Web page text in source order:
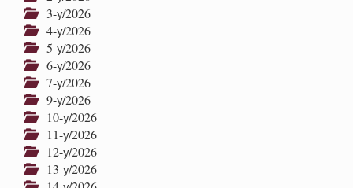
3-у/2026
4-у/2026
5-у/2026
6-у/2026
7-у/2026
9-у/2026
10-у/2026
11-у/2026
12-у/2026
13-у/2026